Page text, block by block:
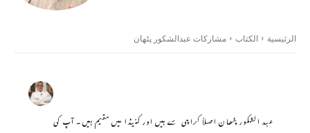
الرئيسية الكتاب مشاركات عبدالشکور پٹھان
عبد الشکور پٹھان اصلاً کراچی سے ہیں اور کنیڈا میں مقیم ہیں۔ آپ کی